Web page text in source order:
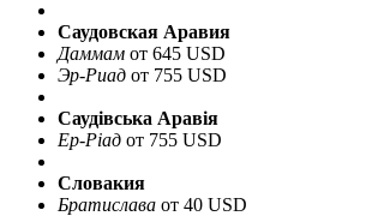
Саудовская Аравия
Даммам от 645 USD
Эр-Риад от 755 USD
Саудівська Аравія
Ер-Ріад от 755 USD
Словакия
Братислава от 40 USD